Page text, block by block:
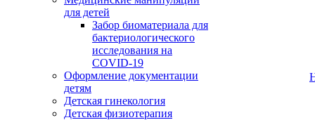
для детей
Забор биоматериала для
бактериологического
исследования на
COVID-19
Оформление документации
детям
Детская гинекология
Детская физиотерапия